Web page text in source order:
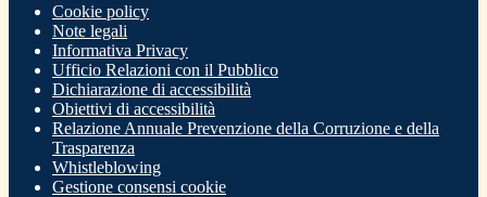
Cookie policy
Note legali
Informativa Privacy
Ufficio Relazioni con il Pubblico
Dichiarazione di accessibilità
Obiettivi di accessibilità
Relazione Annuale Prevenzione della Corruzione e della
Trasparenza
Whistleblowing
Gestione consensi cookie